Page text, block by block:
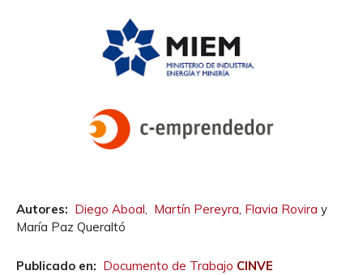
Autores: Diego Aboal, Martín Pereyra, Flavia Rovira y
María Paz Queraltó
Publicado en: Documento de Trabajo CINVE